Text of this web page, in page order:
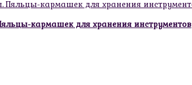
кармашек для хранения инструментов